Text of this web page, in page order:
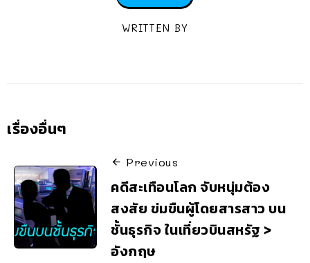
WRITTEN BY
เรื่องอื่นๆ
Previous
คดีสะเทือนโลก จับหนุ่มต้อง
สงสัย ข่มขืนผู้โดยสารสาว บน
ชั้นธุรกิจ ในเที่ยวบินสหรัฐ >
อังกฤษ